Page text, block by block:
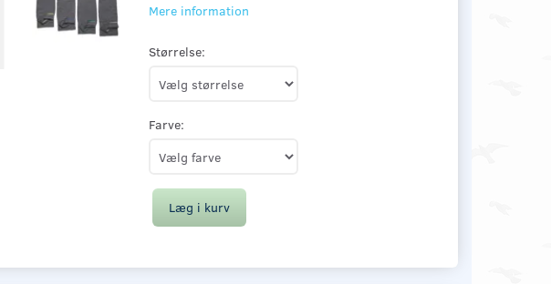
Mere information
Størrelse:
Farve:
Læg i kurv